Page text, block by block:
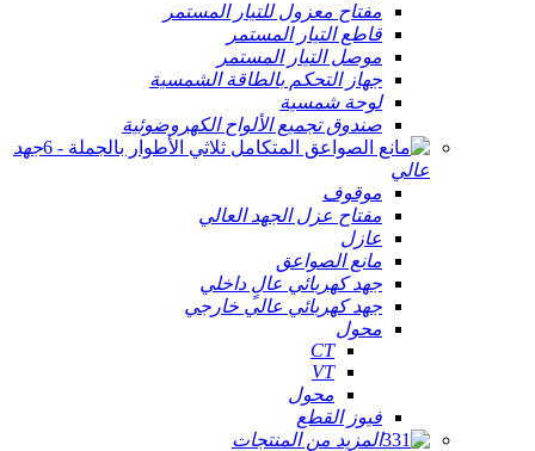
مفتاح معزول للتيار المستمر
قاطع التيار المستمر
موصل التيار المستمر
جهاز التحكم بالطاقة الشمسية
لوحة شمسية
صندوق تجميع الألواح الكهروضوئية
جهد
عالي
موقوف
مفتاح عزل الجهد العالي
عازل
مانع الصواعق
جهد كهربائي عالٍ داخلي
جهد كهربائي عالي خارجي
محول
CT
VT
محول
فيوز القطع
المزيد من المنتجات